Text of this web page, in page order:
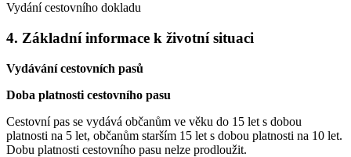
Vydání cestovního dokladu
4. Základní informace k životní situaci
Vydávání cestovních pasů
Doba platnosti cestovního pasu
Cestovní pas se vydává občanům ve věku do 15 let s dobou
platnosti na 5 let, občanům starším 15 let s dobou platnosti na 10 let.
Dobu platnosti cestovního pasu nelze prodloužit.